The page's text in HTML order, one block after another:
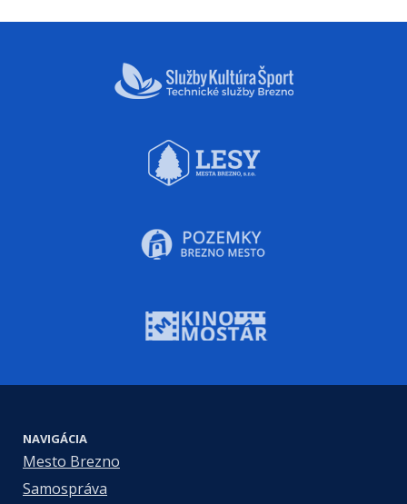
NAVIGÁCIA
Mesto Brezno
Samospráva